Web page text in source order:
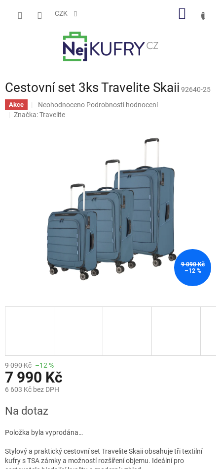
CZK
Cestovní set 3ks Travelite Skaii 92640-25
Akce
Průměrné
hodnocení
Neohodnoceno Podrobnosti hodnocení
Značka:Travelite
9 090 Kč
–12 %
9 090 Kč –12 %
7 990 Kč
6 603 Kč bez DPH
cena:
Na dotaz
Položka byla vyprodána…
Stylový a praktický cestovní set Travelite Skaii obsahuje tři textilní
kufry s TSA zámky a možností rozšíření objemu. Ideální pro